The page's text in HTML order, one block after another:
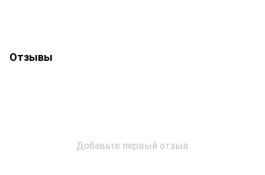
Отзывы
Добавьте первый отзыв